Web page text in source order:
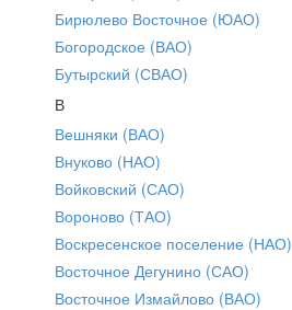
Бирюлево Восточное (ЮАО)
Богородское (ВАО)
Бутырский (СВАО)
В
Вешняки (ВАО)
Внуково (НАО)
Войковский (САО)
Вороново (ТАО)
Воскресенское поселение (НАО)
Восточное Дегунино (САО)
Восточное Измайлово (ВАО)